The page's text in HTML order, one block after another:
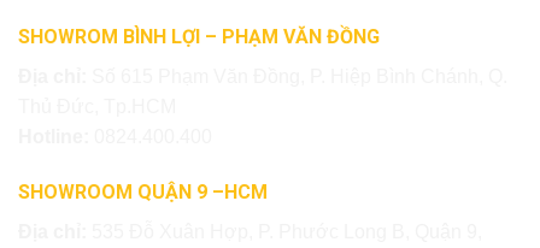
SHOWROM BÌNH LỢI – PHẠM VĂN ĐỒNG
SHOWROOM QUẬN 9 –HCM